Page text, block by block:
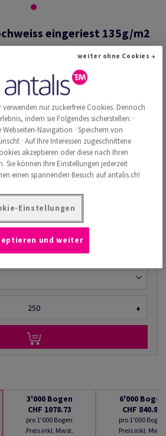
eingeriest 135g/m2
holzfrei ECF, 135g/m2, 1000mm x 700mm,
Blatt, FSC Mix Credit
Produkt weiterempfehlen
2026
+
3'000 Bogen
CHF 1078.73
pro 1'000 Bogen
Preis inkl. Mwst.
6'000 Bogen
CHF 840.80
pro 1'000 Bogen
Preis inkl. Mwst.
nur zuckerfreie Cookies. Dennoch
indem sie Folgendes sicherstellen: ·
Navigation · Speichern von
· Auf Ihre Interessen zugeschnittene
akzeptieren oder diese nach Ihren
Sie können Ihre Einstellungen jederzeit
einen spannenden Besuch auf antalis.ch!
Einstellungen
weiter ohne Cookies →
und weiter